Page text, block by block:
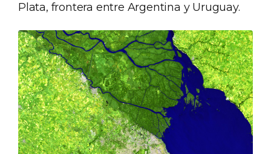
Plata, frontera entre Argentina y Uruguay.